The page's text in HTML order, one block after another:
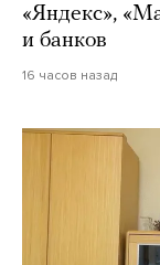
«Яндекс»,
и банков
16 часов назад